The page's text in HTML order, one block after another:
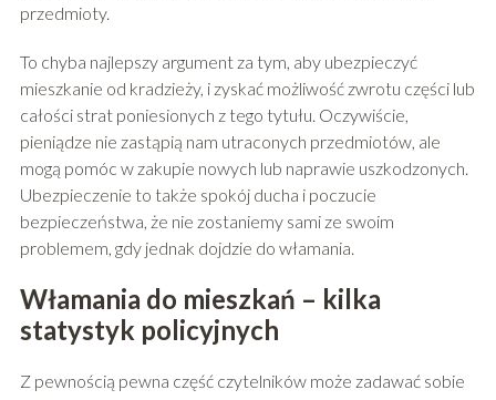
przedmioty.
To chyba najlepszy argument za tym, aby ubezpieczyć
mieszkanie od kradzieży, i zyskać możliwość zwrotu części lub
całości strat poniesionych z tego tytułu. Oczywiście,
pieniądze nie zastąpią nam utraconych przedmiotów, ale
mogą pomóc w zakupie nowych lub naprawie uszkodzonych.
Ubezpieczenie to także spokój ducha i poczucie
bezpieczeństwa, że nie zostaniemy sami ze swoim
problemem, gdy jednak dojdzie do włamania.
Włamania do mieszkań – kilka
statystyk policyjnych
Z pewnością pewna część czytelników może zadawać sobie